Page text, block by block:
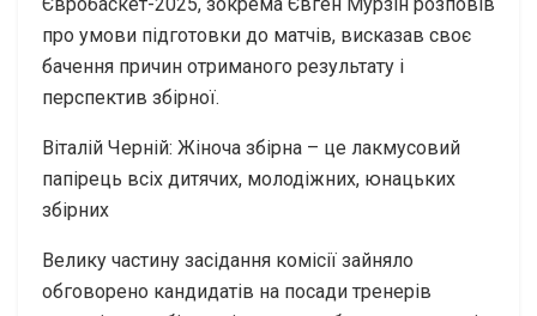
про умови підготовки до матчів, висказав своє
бачення причин отриманого результату і
перспектив збірної.
Віталій Черній: Жіноча збірна – це лакмусовий
папірець всіх дитячих, молодіжних, юнацьких
збірних
Велику частину засідання комісії зайняло
обговорено кандидатів на посади тренерів